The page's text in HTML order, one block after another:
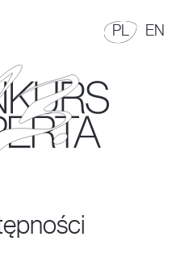
Gepperta
PL POLSKI
EN